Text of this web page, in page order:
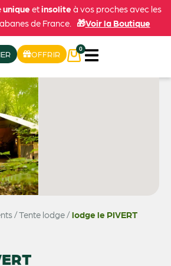
unique etinsolite à vos proches avec les
de France. 🎁Voir la Boutique
OFFRIR
0
/Tente lodge/lodge le PIVERT